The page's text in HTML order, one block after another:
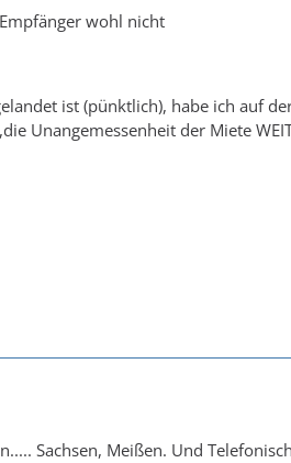
wohl nicht
ist (pünktlich), habe ich auf
Unangemessenheit der Miete
Sachsen, Meißen. Und